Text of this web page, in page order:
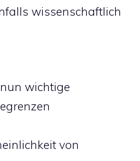
wissenschaftlich
wichtige
von